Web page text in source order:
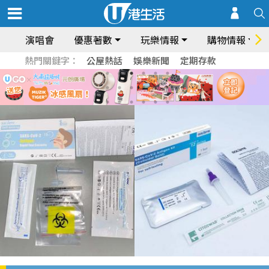
演唱會 優惠著數 玩樂情報 購物情報
熱門關鍵字： 公屋熱話 娛樂新聞 定期存款